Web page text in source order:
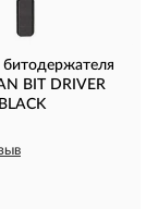
BIT DRIVER